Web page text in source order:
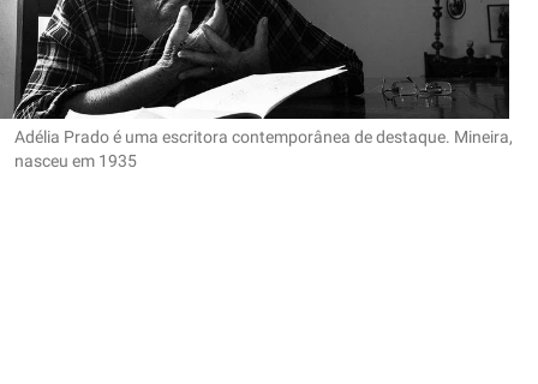
Adélia Prado é uma escritora contemporânea de destaque. Mineira,
nasceu em 1935